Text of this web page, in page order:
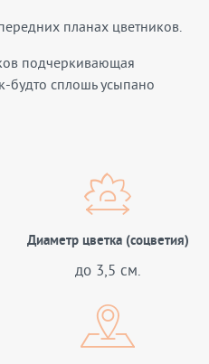
планах цветников.
подчеркивающая
будто сплошь усыпано
Диаметр цветка (соцветия)
до 3,5 см.